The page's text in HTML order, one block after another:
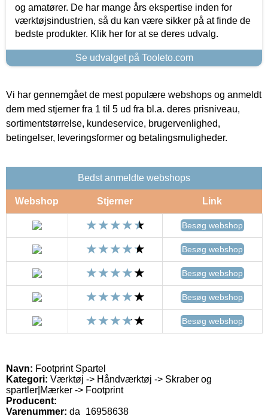
og amatører. De har mange års ekspertise inden for
værktøjsindustrien, så du kan være sikker på at finde de
bedste produkter. Klik her for at se deres udvalg.
Se udvalget på Tooleto.com
Vi har gennemgået de mest populære webshops og anmeldt
dem med stjerner fra 1 til 5 ud fra bl.a. deres prisniveau,
sortimentstørrelse, kundeservice, brugervenlighed,
betingelser, leveringsformer og betalingsmuligheder.
Bedst anmeldte webshops
Webshop Stjerner Link
Besøg webshop
Besøg webshop
Besøg webshop
Besøg webshop
Besøg webshop
Navn: Footprint Spartel
Kategori: Værktøj -> Håndværktøj -> Skraber og
spartler|Mærker -> Footprint
Producent:
Varenummer: da_16958638